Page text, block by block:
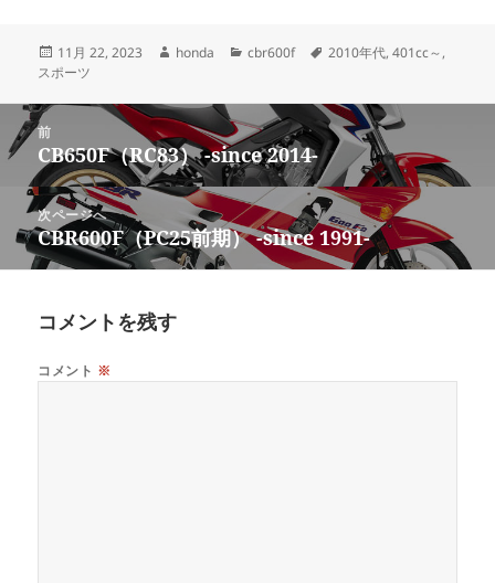
投
稿
11月 22, 2023
作
honda
カ
ー
cbr600f
タ
2010年代,401cc～,
スポーツ
稿
シ
前
前
の
投
稿:
CB650F（RC83） -since 2014-
次ページへ
次
の
稿:
CBR600F（PC25前期） -since 1991-
コメントを残す
コメント ※